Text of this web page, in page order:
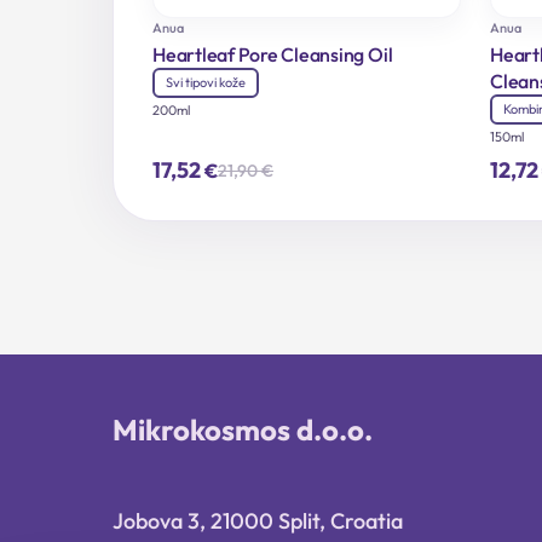
Anua
Heartleaf Pore Cleansing Oil
Svi tipovi kože
200ml
21,90€Izvorna
bila
17,52€
Trenutna
je:
Anua
150ml
12,72
Mikrokosmos d.o.o.
Jobova 3, 21000 Split, Croatia